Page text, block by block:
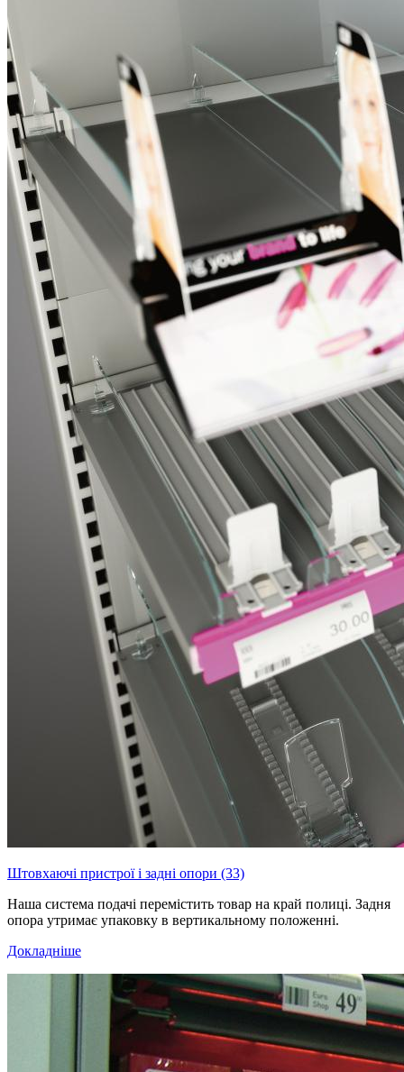
Штовхаючі пристрої і задні опори (33)
Наша система подачі перемістить товар на край полиці. Задня
опора утримає упаковку в вертикальному положенні.
Докладніше